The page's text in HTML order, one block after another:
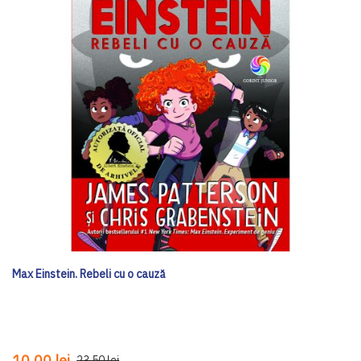
Max Einstein. Rebeli cu o cauză